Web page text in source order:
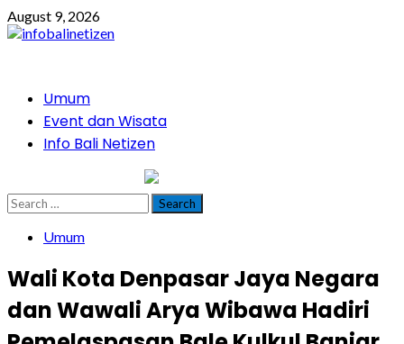
Skip
to
August 9, 2026
PrimaryUmum
Event dan Wisata
Info Bali Netizen
Search
for:
Umum
Wali Kota Denpasar Jaya Negara
dan Wawali Arya Wibawa Hadiri